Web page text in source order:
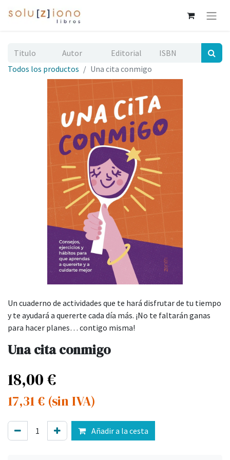
Todos los productos Una cita conmigo
Un cuaderno de actividades que te hará disfrutar de tu tiempo
y te ayudará a quererte cada día más. ¡No te faltarán ganas
para hacer planes… contigo misma!
Una cita conmigo
18,00€
17,31€ (sin IVA)
Añadir a la cesta